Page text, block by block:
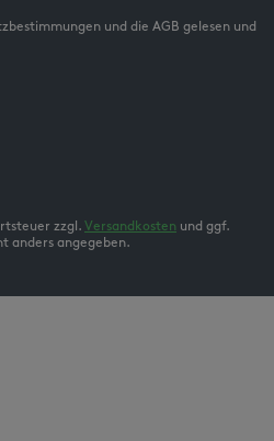
und die AGB gelesen und
zzgl. Versandkosten und ggf.
anders angegeben.